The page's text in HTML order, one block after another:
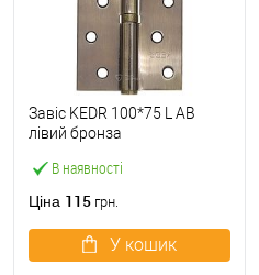
В наявності
Завіс KEDR 100*75 L AB
лівий бронза
Ціна 115 грн.
У кошик